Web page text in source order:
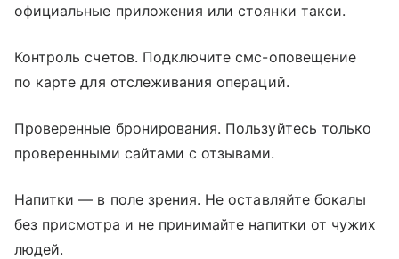
официальные приложения или стоянки такси.
Контроль счетов. Подключите смс-оповещение
по карте для отслеживания операций.
Проверенные бронирования. Пользуйтесь только
проверенными сайтами с отзывами.
Напитки — в поле зрения. Не оставляйте бокалы
без присмотра и не принимайте напитки от чужих
людей.